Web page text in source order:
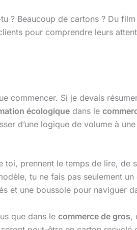
? Beaucoup de cartons ? Du
pour comprendre leurs
commencer. Si je devais
écologique dans le
d’une logique de volume à
prennent le temps de lire, de
tu ne fais pas seulement
et une boussole pour naviguer
que dans le commerce de gros,